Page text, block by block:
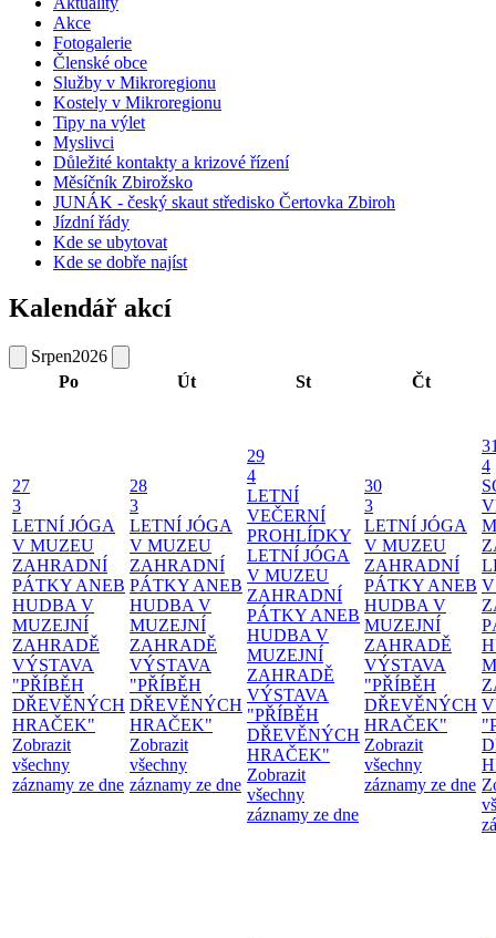
Akce
Fotogalerie
Členské obce
Služby v Mikroregionu
Kostely v Mikroregionu
Tipy na výlet
Myslivci
Důležité kontakty a krizové řízení
Měsíčník Zbirožsko
JUNÁK - český skaut středisko Čertovka Zbiroh
Jízdní řády
Kde se ubytovat
Kde se dobře najíst
Kalendář akcí
Srpen2026
Po
Út St Čt
27
3
LETNÍ JÓGA
V MUZEU
ZAHRADNÍ
PÁTKY ANEB
HUDBA V
MUZEJNÍ
ZAHRADĚ
VÝSTAVA
"PŘÍBĚH
DŘEVĚNÝCH
HRAČEK"
Zobrazit
všechny
záznamy ze dne
28
3
LETNÍ JÓGA
V MUZEU
ZAHRADNÍ
PÁTKY ANEB
HUDBA V
MUZEJNÍ
ZAHRADĚ
VÝSTAVA
"PŘÍBĚH
DŘEVĚNÝCH
HRAČEK"
Zobrazit
všechny
záznamy ze dne
29
4
LETNÍ
VEČERNÍ
PROHLÍDKY
LETNÍ JÓGA
V MUZEU
ZAHRADNÍ
PÁTKY ANEB
HUDBA V
MUZEJNÍ
ZAHRADĚ
VÝSTAVA
"PŘÍBĚH
DŘEVĚNÝCH
HRAČEK"
Zobrazit
všechny
záznamy ze dne
30
3
LETNÍ JÓGA
V MUZEU
ZAHRADNÍ
PÁTKY ANEB
HUDBA V
MUZEJNÍ
ZAHRADĚ
VÝSTAVA
"PŘÍBĚH
DŘEVĚNÝCH
HRAČEK"
Zobrazit
všechny
záznamy ze dne
4